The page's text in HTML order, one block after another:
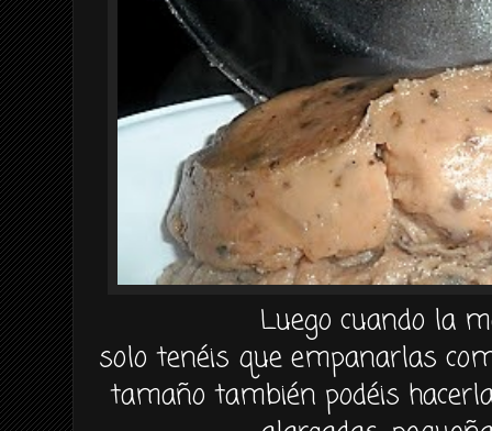
Luego cuando la
solo tenéis que empanarlas
tamaño también podéis